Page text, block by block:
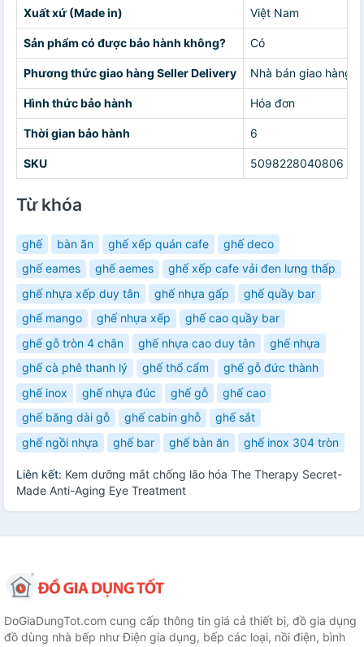
Xuất xứ (Made in) Việt Nam
Sản phẩm có được bảo hành không? Có
Phương thức giao hàng Seller Delivery Nhà bán giao hàng
Hình thức bảo hành Hóa đơn
Thời gian bảo hành 6
SKU 5098228040806
Từ khóa
ghế bàn ăn ghế xếp quán cafe
ghế deco
ghế eames
ghế aemes
ghế xếp cafe vải đen lưng thấp
ghế nhựa xếp duy tân
ghế nhựa gấp
ghế quầy bar
ghế mango
ghế nhựa xếp
ghế cao quầy bar
ghế gỗ tròn 4 chân
ghế nhựa cao duy tân
ghế nhựa
ghế cà phê thanh lý
ghế thổ cẩm
ghế gỗ đức thành
ghế inox
ghế nhựa đúc ghế gỗ
ghế cao
ghế băng dài gỗ
ghế cabin ghỗ
ghế sắt
ghế ngồi nhựa
ghế bar ghế bàn ăn ghế inox 304 tròn
Liên kết: Kem dưỡng mắt chống lão hóa The Therapy Secret-
Made Anti-Aging Eye Treatment
DoGiaDungTot.com cung cấp thông tin giá cả thiết bị, đồ gia dụng
đồ dùng nhà bếp như Điện gia dụng, bếp các loại, nồi điện, bình